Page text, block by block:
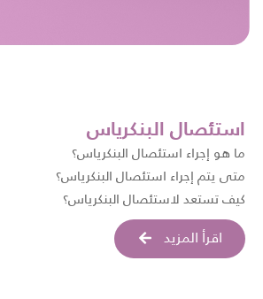
استئصال البنكرياس
ما هو إجراء استئصال البنكرياس؟
متى يتم إجراء استئصال البنكرياس؟
كيف تستعد لاستئصال البنكرياس؟
اقرأ المزيد